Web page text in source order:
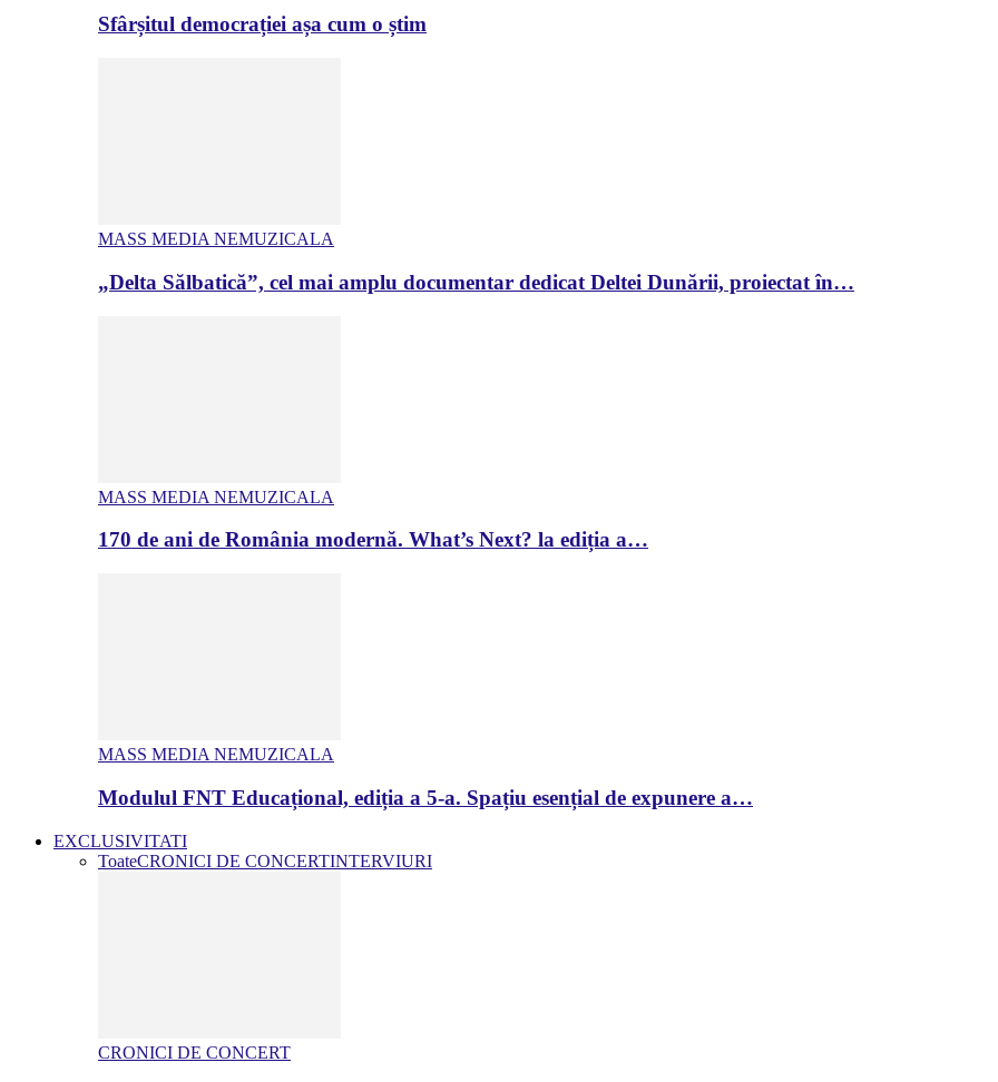
Sfârșitul democrației așa cum o știm
MASS MEDIA NEMUZICALA
„Delta Sălbatică”, cel mai amplu documentar dedicat Deltei Dunării, proiectat în…
MASS MEDIA NEMUZICALA
170 de ani de România modernă. What’s Next? la ediția a…
MASS MEDIA NEMUZICALA
Modulul FNT Educațional, ediția a 5-a. Spațiu esențial de expunere a…
EXCLUSIVITATI
ToateCRONICI DE CONCERTINTERVIURI
CRONICI DE CONCERT